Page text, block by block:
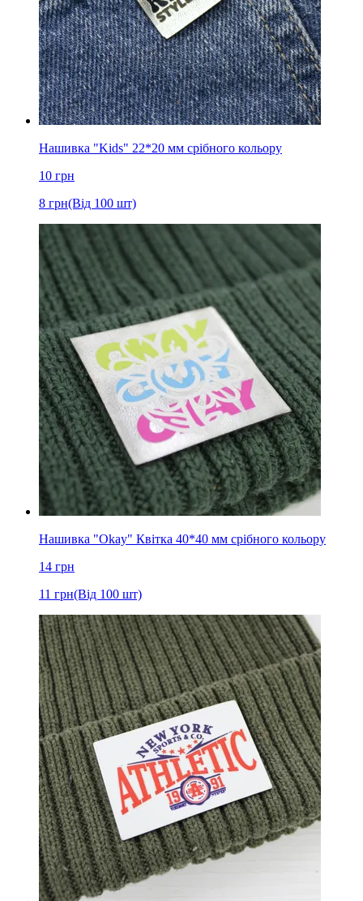
Нашивка "Kids" 22*20 мм срібного кольору
10 грн
8 грн(Від 100 шт)
Нашивка "Okay" Квітка 40*40 мм срібного кольору
14 грн
11 грн(Від 100 шт)